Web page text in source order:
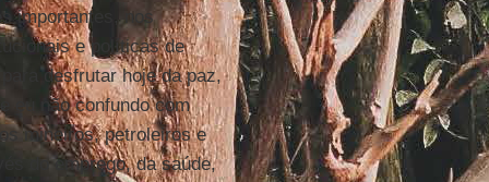
importantes, nos
e políticas de
desfrutar hoje da paz,
eu não confundo com
mineiros, petroleiros e
do emprego, da saúde,